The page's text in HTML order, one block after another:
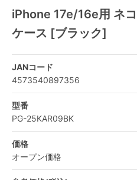
iPhone 17e/16e用 ネ
ケース [ブラック]
JANコード
4573540897356
型番
PG-25KAR09BK
価格
オープン価格